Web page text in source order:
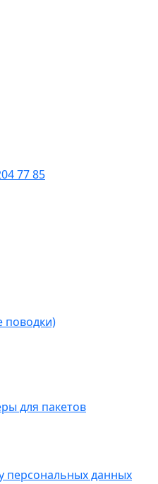
77 85
поводки)
для пакетов
персональных данных